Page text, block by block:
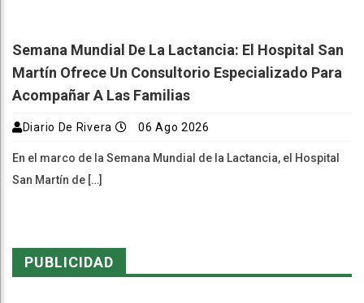
Semana Mundial De La Lactancia: El Hospital San
Martín Ofrece Un Consultorio Especializado Para
Acompañar A Las Familias
Diario De Rivera 06 Ago 2026
En el marco de la Semana Mundial de la Lactancia, el Hospital
San Martín de […]
PUBLICIDAD